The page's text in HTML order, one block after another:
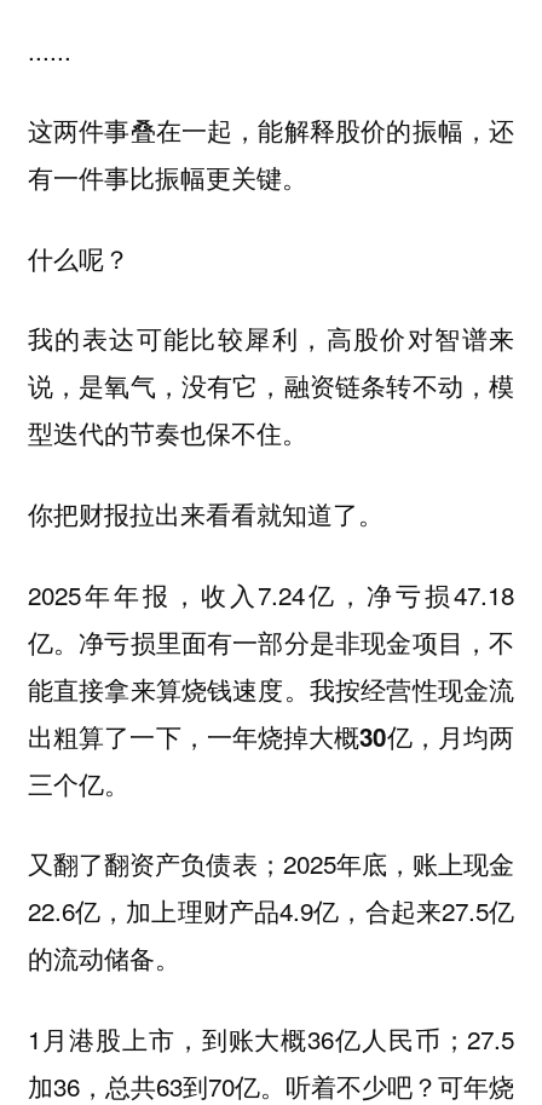
......
这两件事叠在一起，能解释股价的振幅，还
有一件事比振幅更关键。
什么呢？
我的表达可能比较犀利， 高股价对智谱来
说，是氧气，没有它，融资链条转不动，模
型迭代的节奏也保不住。
你把财报拉出来看看就知道了。
2025年年报，收入7.24亿，净亏损47.18
亿。净亏损里面有一部分是非现金项目，不
能直接拿来算烧钱速度。 我按经营性现金流
出粗算了一下，一年烧掉大概30亿，月均两
三个亿。
又翻了翻资产负债表；2025年底，账上现金
22.6亿，加上理财产品4.9亿，合起来27.5亿
的流动储备。
1月港股上市，到账大概36亿人民币；27.5
加36，总共63到70亿。听着不少吧？可年烧